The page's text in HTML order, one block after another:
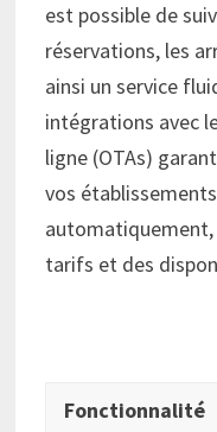
est possible de
réservations, les
ainsi un service
intégrations avec
ligne (OTAs)
vos
tarifs et des
Fonctionnalité